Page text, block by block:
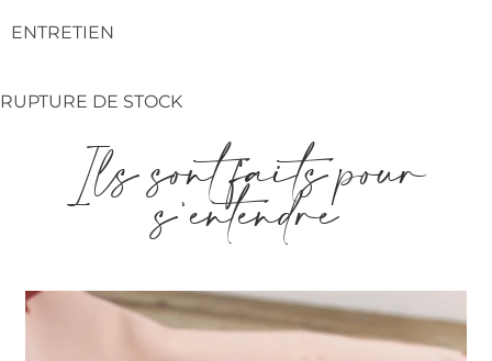
ENTRETIEN
RUPTURE DE STOCK
Ils sont faits pour
s'entendre